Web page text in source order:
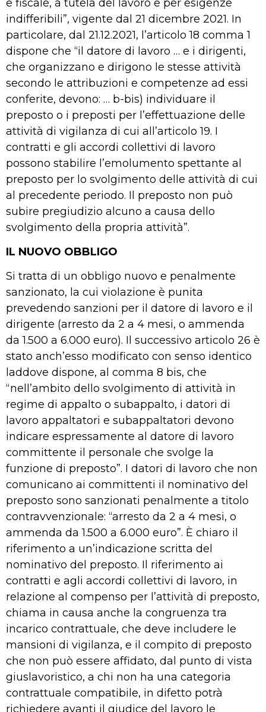
e fiscale, a tutela del lavoro e per esigenze
indifferibili”, vigente dal 21 dicembre 2021. In
particolare, dal 21.12.2021, l’articolo 18 comma 1
dispone che “il datore di lavoro … e i dirigenti,
che organizzano e dirigono le stesse attività
secondo le attribuzioni e competenze ad essi
conferite, devono: … b-bis) individuare il
preposto o i preposti per l’effettuazione delle
attività di vigilanza di cui all’articolo 19. I
contratti e gli accordi collettivi di lavoro
possono stabilire l’emolumento spettante al
preposto per lo svolgimento delle attività di cui
al precedente periodo. Il preposto non può
subire pregiudizio alcuno a causa dello
svolgimento della propria attività”.
IL NUOVO OBBLIGO
Si tratta di un obbligo nuovo e penalmente
sanzionato, la cui violazione è punita
prevedendo sanzioni per il datore di lavoro e il
dirigente (arresto da 2 a 4 mesi, o ammenda
da 1.500 a 6.000 euro). Il successivo articolo 26 è
stato anch’esso modificato con senso identico
laddove dispone, al comma 8 bis, che
“nell’ambito dello svolgimento di attività in
regime di appalto o subappalto, i datori di
lavoro appaltatori e subappaltatori devono
indicare espressamente al datore di lavoro
committente il personale che svolge la
funzione di preposto”. I datori di lavoro che non
comunicano ai committenti il nominativo del
preposto sono sanzionati penalmente a titolo
contravvenzionale: “arresto da 2 a 4 mesi, o
ammenda da 1.500 a 6.000 euro”. È chiaro il
riferimento a un’indicazione scritta del
nominativo del preposto. Il riferimento ai
contratti e agli accordi collettivi di lavoro, in
relazione al compenso per l’attività di preposto,
chiama in causa anche la congruenza tra
incarico contrattuale, che deve includere le
mansioni di vigilanza, e il compito di preposto
che non può essere affidato, dal punto di vista
giuslavoristico, a chi non ha una categoria
contrattuale compatibile, in difetto potrà
richiedere avanti il giudice del lavoro le